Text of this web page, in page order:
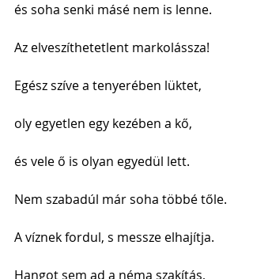
és soha senki másé nem is lenne.
Az elveszíthetetlent markolássza!
Egész szíve a tenyerében lüktet,
oly egyetlen egy kezében a kő,
és vele ő is olyan egyedül lett.
Nem szabadúl már soha többé tőle.
A víznek fordul, s messze elhajítja.
Hangot sem ad a néma szakítás,